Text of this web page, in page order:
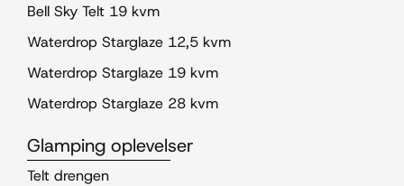
Bell Sky Telt 19 kvm
Waterdrop Starglaze 12,5 kvm
Waterdrop Starglaze 19 kvm
Waterdrop Starglaze 28 kvm
Glamping oplevelser
Telt drengen